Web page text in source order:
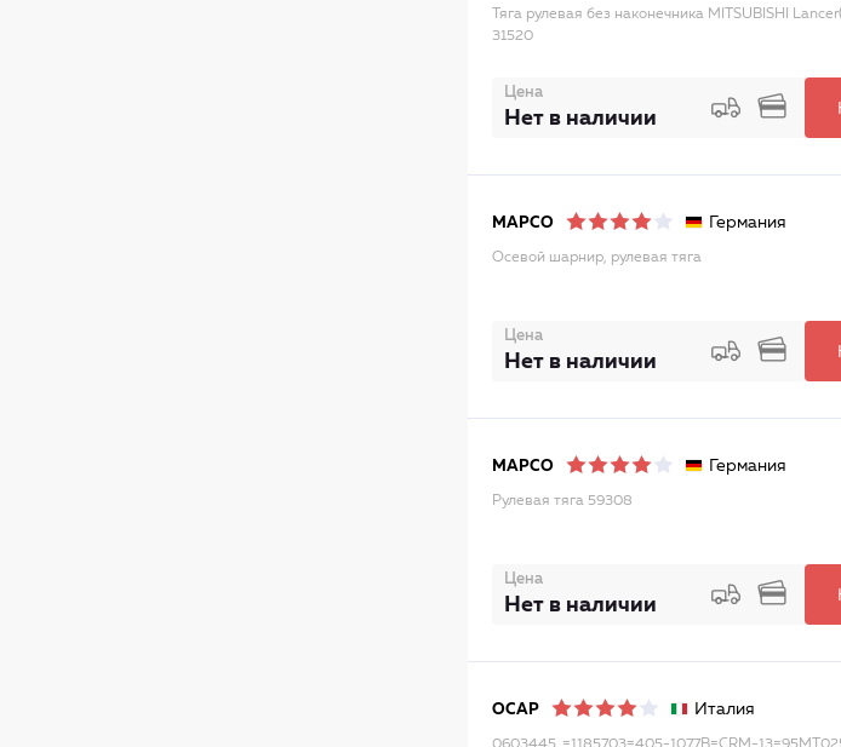
Тяга рулевая без наконечника MITSUBISHI
31520
Цена
Нет в наличии
MAPCO Германия
Осевой шарнир, рулевая тяга
Цена
Нет в наличии
MAPCO Германия
Рулевая тяга 59308
Цена
Нет в наличии
OCAP Италия